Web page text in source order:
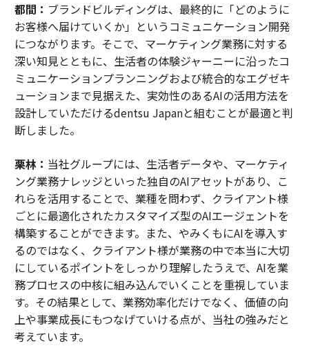
都間： ブランドビルディングは、最終的に「どのように
お客様へ届けていくか」というコミュニケーション開発
につながります。そこで、マーケティング業務に対する
深い知見とともに、生活者の体験ジャーニーに沿ったコ
ミュニケーションプランニングおよび統合的なエグゼキ
ューションまで見据えた、実効性のあるAIの活用方法を
設計していただけるdentsu Japanと組むことが最適と判
断しました。
栗林： 当社グループには、生活者データや、マーケティ
ング業務ナレッジといった独自のAIアセットがあり、こ
れらを活用することで、業種を問わず、クライアント様
ごとに最適化されたカスタマイズ型のAIエージェントを
構築することができます。また、やみくもにAIを導入す
るのではなく、クライアント様が業務の中で本当に大切
にしているポイントをしっかり理解したうえで、AIを業
務プロセスの中核に組み込んでいくことを重視していま
す。その結果として、業務効率化だけでなく、価値の向
上や事業成長にもつなげていける点が、当社の強みだと
考えています。